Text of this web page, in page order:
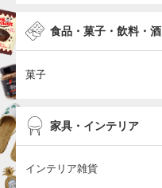
食品・菓子・飲料・酒
菓子
家具・インテリア
インテリア雑貨